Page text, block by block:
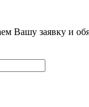
Вашу заявку и